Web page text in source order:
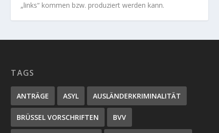
„links“ kommen bzw. produziert werden kann.
TAGS
ANTRÄGE ASYL AUSLÄNDERKRIMINALITÄT
BRÜSSEL VORSCHRIFTEN BVV